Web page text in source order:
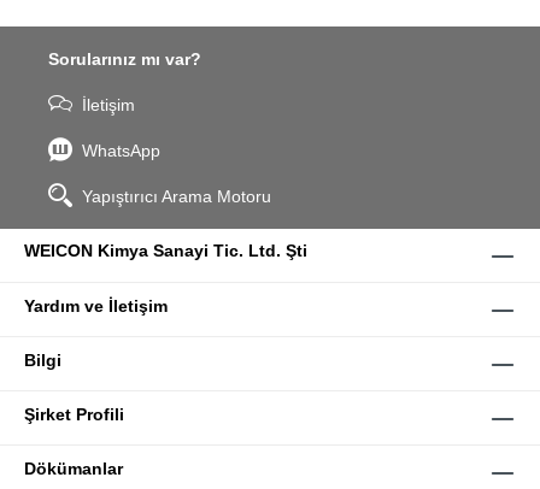
Sorularınız mı var?
İletişim
WhatsApp
Yapıştırıcı Arama Motoru
WEICON Kimya Sanayi Tic. Ltd. Şti
Yardım ve İletişim
Bilgi
Şirket Profili
Dökümanlar